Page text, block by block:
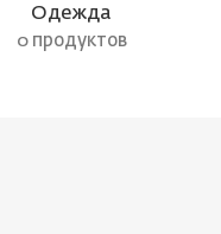
Одежда
0 продуктов